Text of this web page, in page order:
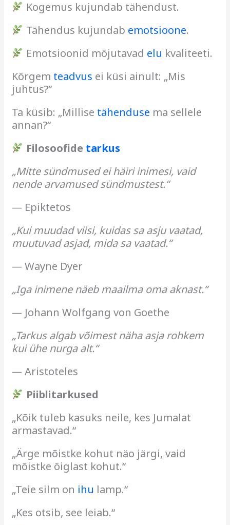
Kogemus kujundab tähendust.
Tähendus kujundab emotsioone.
Emotsioonid mõjutavad elu kvaliteeti.
Kõrgem teadvus ei küsi ainult: „Mis
juhtus?“
Ta küsib: „Millise tähenduse ma sellele
annan?“
Filosoofide tarkus
„Mitte sündmused ei häiri inimesi, vaid
nende arvamused sündmustest.“
— Epiktetos
„Kui muudad viisi, kuidas sa asju vaatad,
muutuvad asjad, mida sa vaatad.“
— Wayne Dyer
„Iga inimene näeb maailma oma aknast.“
— Johann Wolfgang von Goethe
„Tarkus algab võimest näha asja rohkem
kui ühe nurga alt.“
— Aristoteles
Piiblitarkused
„Kõik tuleb kasuks neile, kes Jumalat
armastavad.“
„Ärge mõistke kohut näo järgi, vaid
mõistke õiglast kohut.“
„Teie silm on ihu lamp.“
„Kes otsib, see leiab.“